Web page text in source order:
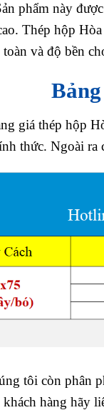
phẩm này
Thép hộp
và độ bền
giá thép hộp
thức. Ngoài ra
tôi còn phân
hàng hãy